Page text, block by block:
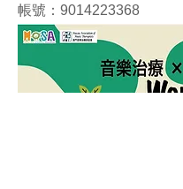
帳號：9014223368